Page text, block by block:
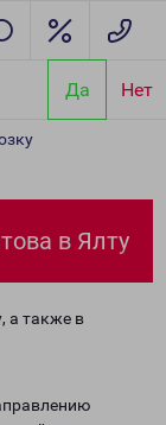
Да Нет
в Ялту
а также в